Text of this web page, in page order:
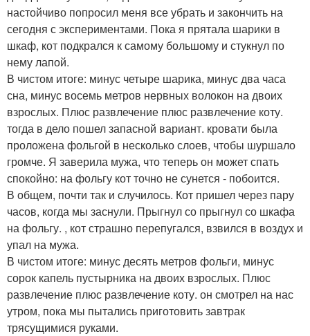
настойчиво попросил меня все убрать и закончить на
сегодня с экспериментами. Пока я прятала шарики в
шкаф, кот подкрался к самому большому и стукнул по
нему лапой.
В чистом итоге: минус четыре шарика, минус два часа
сна, минус восемь метров нервных волокон на двоих
взрослых. Плюс развлечение плюс развлечение коту.
тогда в дело пошел запасной вариант. кровати была
проложена фольгой в несколько слоев, чтобы шуршало
громче. Я заверила мужа, что теперь он может спать
спокойно: на фольгу кот точно не сунется - побоится.
В общем, почти так и случилось. Кот пришел через пару
часов, когда мы заснули. Прыгнул со прыгнул со шкафа
на фольгу. , кот страшно перепугался, взвился в воздух и
упал на мужа.
В чистом итоге: минус десять метров фольги, минус
сорок капель пустырника на двоих взрослых. Плюс
развлечение плюс развлечение коту. он смотрел на нас
утром, пока мы пытались приготовить завтрак
трясущимися руками.